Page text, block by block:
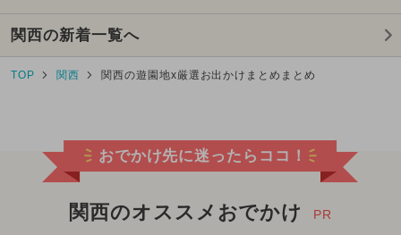
関西の新着一覧へ
TOP 関西 関西の遊園地x厳選お出かけまとめまとめ
おでかけ先に迷ったらココ！
関西のオススメおでかけ PR